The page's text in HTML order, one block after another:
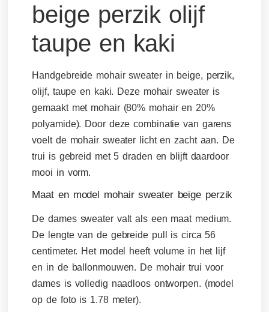
beige perzik olijf
taupe en kaki
Handgebreide mohair sweater in beige, perzik,
olijf, taupe en kaki. Deze mohair sweater is
gemaakt met mohair (80% mohair en 20%
polyamide). Door deze combinatie van garens
voelt de mohair sweater licht en zacht aan. De
trui is gebreid met 5 draden en blijft daardoor
mooi in vorm.
Maat en model mohair sweater beige perzik
De dames sweater valt als een maat medium.
De lengte van de gebreide pull is circa 56
centimeter. Het model heeft volume in het lijf
en in de ballonmouwen. De mohair trui voor
dames is volledig naadloos ontworpen. (model
op de foto is 1.78 meter).